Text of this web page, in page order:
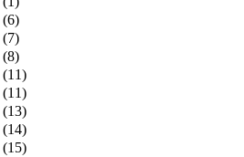
(6)
(7)
(8)
(11)
(11)
(13)
(14)
(15)